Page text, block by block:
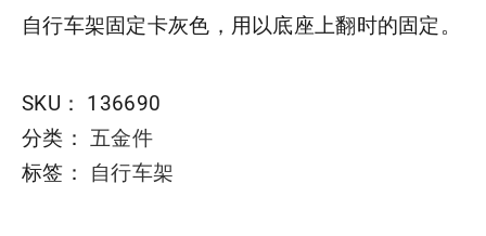
自行车架固定卡灰色，用以底座上翻时的固定。
SKU： 136690
分类：五金件
标签： 自行车架